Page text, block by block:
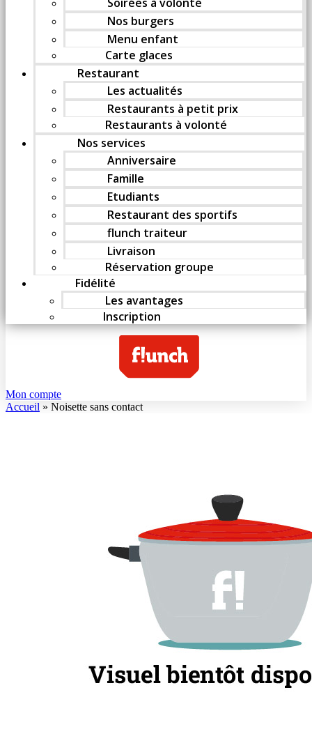
Nos burgers
Menu enfant
Carte glaces
Restaurant
Les actualités
Restaurants à petit prix
Restaurants à volonté
Nos services
Anniversaire
Famille
Etudiants
Restaurant des sportifs
flunch traiteur
Livraison
Réservation groupe
Fidélité
Les avantages
Inscription
Mon compte
Accueil » Noisette sans contact